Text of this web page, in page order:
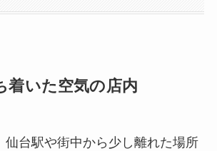
着いた空気の店内
仙台駅や街中から少し離れた場所